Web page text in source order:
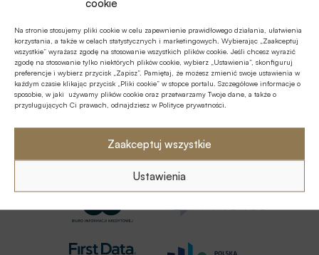
cookie
Na stronie stosujemy pliki cookie w celu zapewnienie prawidłowego działania, ułatwienia
korzystania, a także w celach statystycznych i marketingowych. Wybierając „Zaakceptuj
wszystkie” wyrażasz zgodę na stosowanie wszystkich plików cookie. Jeśli chcesz wyrazić
zgodę na stosowanie tylko niektórych plików cookie, wybierz „Ustawienia”, skonfiguruj
preferencje i wybierz przycisk „Zapisz”. Pamiętaj, że możesz zmienić swoje ustawienia w
każdym czasie klikając przycisk „Pliki cookie” w stopce portalu. Szczegółowe informacje o
sposobie, w jaki używamy plików cookie oraz przetwarzamy Twoje dane, a także o
przysługujących Ci prawach, odnajdziesz w Polityce prywatności.
Zaakceptuj wszystkie
Ustawienia
Będziemy o tym dyskutowali w trakcie tegorocznej
Konferencji BankTech 2019. Serdecznie zapraszam!”
Partnerzy